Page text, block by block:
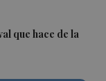
que hace de la